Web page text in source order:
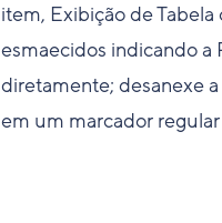
item, Exibição de
esmaecidos indicando a
diretamente; desanexe
em um marcador